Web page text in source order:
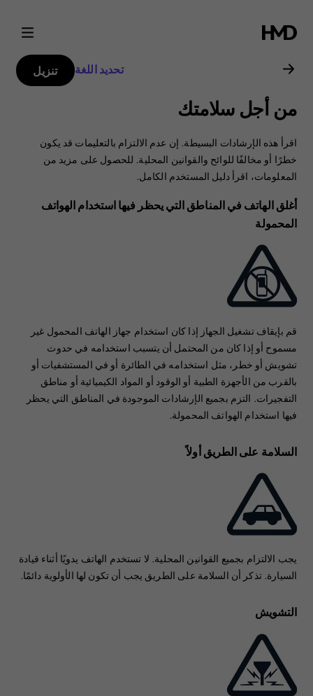
دليل
مستخدم
Nokia
2720
تحديد اللغة تنزيل
من أجل سلامتك
اقرأ هذه الإرشادات البسيطة. إن عدم الالتزام بالتعليمات قد يكون
خطرًا أو مخالفًا للوائح والقوانين المحلية. للحصول على مزيد من
المعلومات، اقرأ دليل المستخدم الكامل.
أغلق الهاتف في المناطق التي يحظر فيها استخدام الهواتف
المحمولة
قم بإيقاف تشغيل الجهاز إذا كان استخدام جهاز الهاتف المحمول غير
مسموح أو إذا كان من المحتمل أن يتسبب استخدامه في حدوث
تشويش أو خطر، مثل استخدامه في الطائرة أو في المستشفيات أو
بالقرب من الأجهزة الطبية أو الوقود أو المواد الكيميائية أو مناطق
التفجيرات. التزم بجميع الإرشادات الموجودة في المناطق التي يحظر
فيها استخدام الهواتف المحمولة.
السلامة على الطريق أولاً
يجب الالتزام بجميع القوانين المحلية. لا تستخدم الهاتف يدويًا أثناء قيادة
السيارة. تذكر أن السلامة على الطريق يجب أن تكون لها الأولوية دائمًا.
التشويش